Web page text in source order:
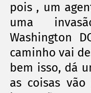
pois , um
uma
Washington
caminho vai
bem isso, dá
as coisas